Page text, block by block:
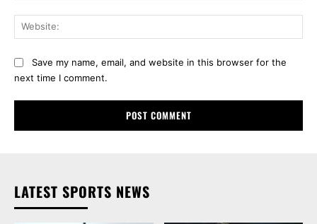
Save my name, email, and website in this browser for the
next time I comment.
LATEST SPORTS NEWS